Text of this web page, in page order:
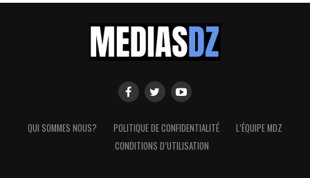
QUI SOMMES NOUS? POLITIQUE DE CONFIDENTIALITÉ
L’ÉQUIPE MDZ
CONDITIONS D’UTILISATION